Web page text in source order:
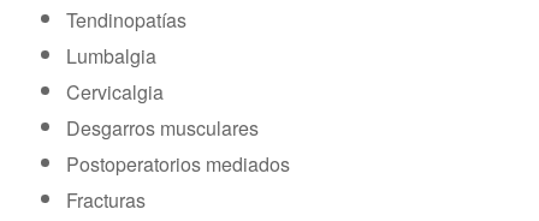
Tendinopatías
Lumbalgia
Cervicalgia
Desgarros musculares
Postoperatorios mediados
Fracturas